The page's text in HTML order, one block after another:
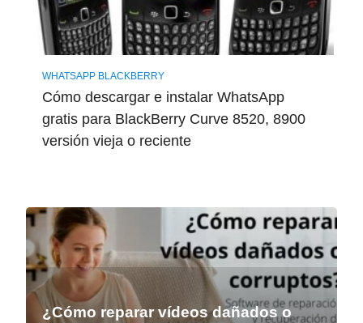
WHATSAPP BLACKBERRY
Cómo descargar e instalar WhatsApp
gratis para BlackBerry Curve 8520, 8900
versión vieja o reciente
¿Cómo reparar vídeos dañados o